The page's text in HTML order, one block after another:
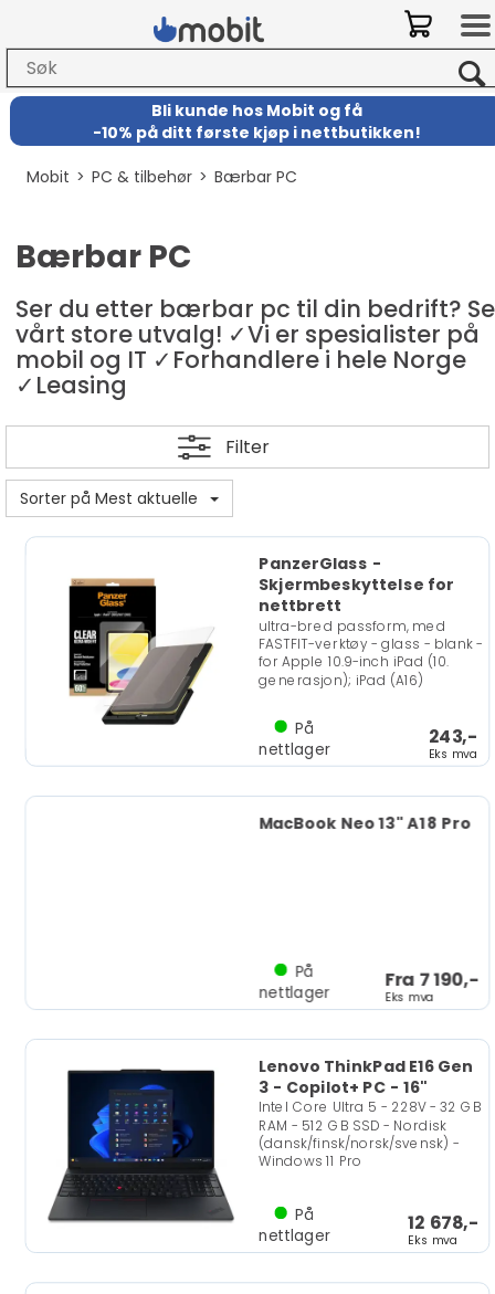
Bli kunde hos Mobit og få
-10% på ditt første kjøp i nettbutikken!
Mobit>PC & tilbehør>Bærbar PC
Bærbar PC
Ser du etter bærbar pc til din bedrift? Se
vårt store utvalg! ✓Vi er spesialister på
mobil og IT ✓Forhandlere i hele Norge
✓Leasing
Filter
Sorter på Mest aktuelle
PanzerGlass -
Skjermbeskyttelse for
nettbrett
ultra-bred passform, med
FASTFIT-verktøy - glass - blank -
for Apple 10.9-inch iPad (10.
generasjon); iPad (A16)
243,-
Eks mva
På
nettlager
MacBook Neo 13" A18 Pro
Fra 7 190,-
Eks mva
På
nettlager
Lenovo ThinkPad E16 Gen
3 - Copilot+ PC - 16"
Intel Core Ultra 5 - 228V - 32 GB
RAM - 512 GB SSD - Nordisk
(dansk/finsk/norsk/svensk) -
Windows 11 Pro
12 678,-
Eks mva
På
nettlager